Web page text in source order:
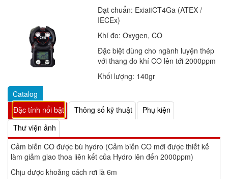
Đạt chuẩn: ExiaⅡCT4Ga (ATEX /
IECEx)
Khí đo: Oxygen, CO
Đặc biệt dùng cho ngành luyện thép
với thang đo khí CO lên tới 2000ppm
Khối lượng: 140gr
Catalog
Đặc tính nổi bật
Thông số kỹ thuật
Phụ kiện
Thư viện ảnh
Cảm biến CO được bù hydro (Cảm biến CO mới được thiết kế
làm giảm giao thoa liên kết của Hydro lên đến 2000ppm)
Chịu được khoảng cách rơi là 6m